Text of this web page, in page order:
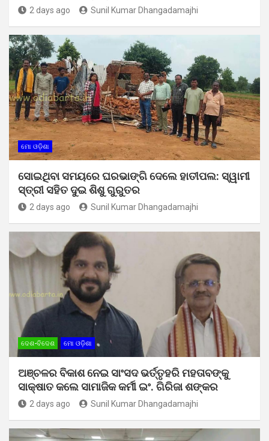
2 days ago Sunil Kumar Dhangadamajhi
ମୋ ଓଡ଼ିଶା
ସୋଇଥିବା ସମୟରେ ଘରଭାଙ୍ଗି ଦେଲେ ହାତୀପଲ: ସ୍ୱାମୀ
ସ୍ତ୍ରୀ ସହିତ ଦୁଇ ଶିଶୁ ଗୁରୁତର
2 days ago Sunil Kumar Dhangadamajhi
ଦେଶ-ବିଦେଶ ମୋ ଓଡ଼ିଶା
ଅଞ୍ଚଳର ବିକାଶ ନେଇ ସାଂସଦ ଭର୍ତ୍ତୃହରି ମହତାବଙ୍କୁ
ସାକ୍ଷାତ କଲେ ସାମାଜିକ କର୍ମୀ ଇଂ. ଗିରିଜା ଶଙ୍କର
2 days ago Sunil Kumar Dhangadamajhi